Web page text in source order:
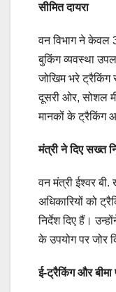
सीमित दायरा
वन विभाग ने केवल
बुकिंग व्यवस्था
जोखिम भरे ट्रैकिंग
दूसरी ओर, सोशल
मानकों के ट्रैकिंग
मंत्री ने दिए सख्त
वन मंत्री ईश्वर
अधिकारियों को
निर्देश दिए हैं।
के उपयोग पर जोर
ई-ट्रैकिंग और बीमा